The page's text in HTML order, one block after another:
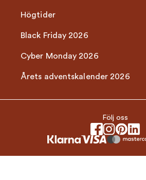
Högtider
Black Friday 2026
Cyber Monday 2026
Årets adventskalender 2026
Följ oss